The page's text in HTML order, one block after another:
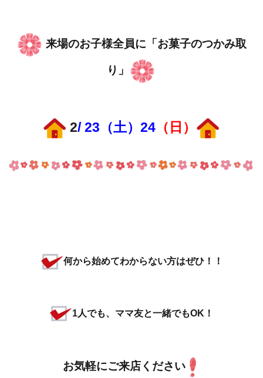
来場のお子様全員に「お菓子のつかみ取
り」
2/ 23（土）24 （日）
何から始めてわからない方はぜひ！！
1人でも、ママ友と一緒でもOK！
お気軽にご来店ください